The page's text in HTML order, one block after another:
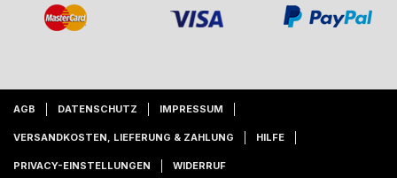
AGB DATENSCHUTZ IMPRESSUM
VERSANDKOSTEN, LIEFERUNG & ZAHLUNG HILFE
PRIVACY-EINSTELLUNGEN WIDERRUF